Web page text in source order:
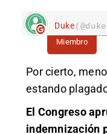
Duke
Miembro
Por cierto,
estando
El Congreso
indemnización